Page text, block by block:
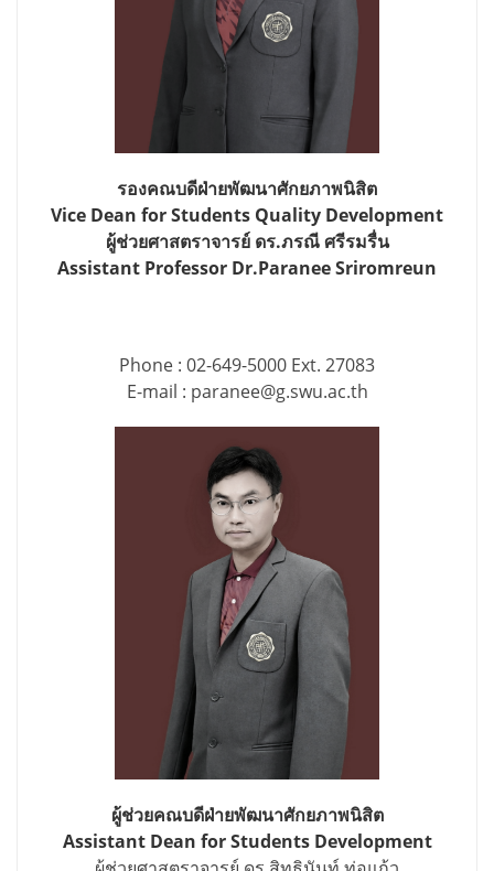
รองคณบดีฝ่ายพัฒนาศักยภาพนิสิต
Vice Dean for Students Quality Development
ผู้ช่วยศาสตราจารย์ ดร.ภรณี ศรีรมรื่น
Assistant Professor Dr.Paranee Sriromreun
Phone : 02-649-5000 Ext. 27083
E-mail : paranee@g.swu.ac.th
ผู้ช่วยคณบดีฝ่ายพัฒนาศักยภาพนิสิต
Assistant Dean for Students Development